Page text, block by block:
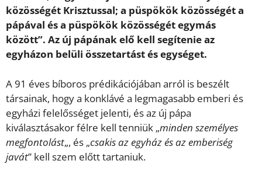
közösségét Krisztussal; a püspökök közösségét a
pápával és a püspökök közösségét egymás
között”. Az új pápának elő kell segítenie az
egyházon belüli összetartást és egységet.
A 91 éves bíboros prédikációjában arról is beszélt
társainak, hogy a konklávé a legmagasabb emberi és
egyházi felelősséget jelenti, és az új pápa
kiválasztásakor félre kell tenniük „minden személyes
megfontolást„, és „csakis az egyház és az emberiség
javát” kell szem előtt tartaniuk.